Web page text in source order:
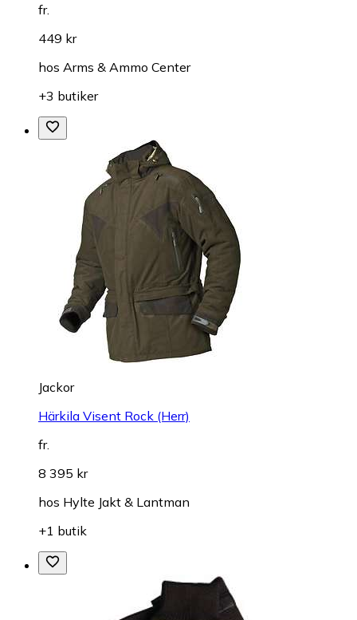
fr.
449 kr
hos Arms & Ammo Center
+3 butiker
Jackor
Härkila Visent Rock (Herr)
fr.
8 395 kr
hos Hylte Jakt & Lantman
+1 butik